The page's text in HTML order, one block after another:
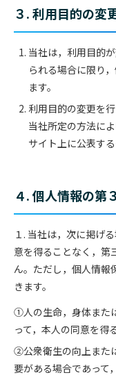
３. 利用目的の変
当社は，利用目的
られる場合に限り
ます。
利用目的の変更を
当社所定の方法に
サイト上に公表する
４. 個人情報の第
１. 当社は，次に掲げ
意を得ることなく，第
ん。ただし，個人情報
きます。
①人の生命，身体また
って，本人の同意を得
②公衆衛生の向上また
要がある場合であって